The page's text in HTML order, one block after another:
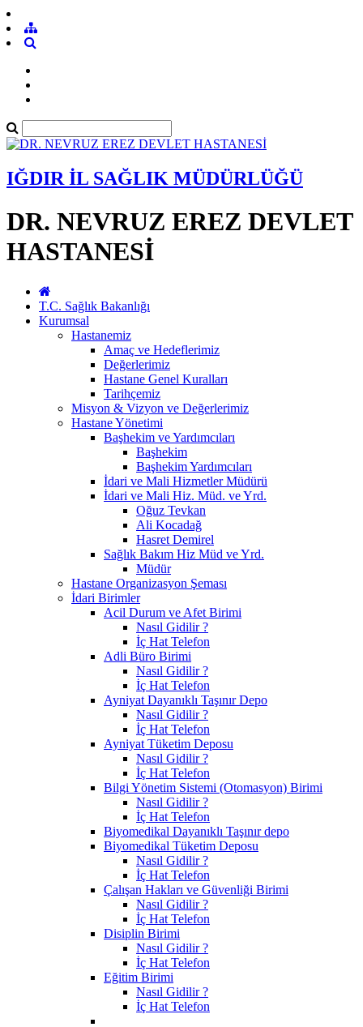
IĞDIR İL SAĞLIK MÜDÜRLÜĞÜ
DR. NEVRUZ EREZ DEVLET
HASTANESİ
T.C. Sağlık Bakanlığı
Kurumsal
Hastanemiz
Amaç ve Hedeflerimiz
Değerlerimiz
Hastane Genel Kuralları
Tarihçemiz
Misyon & Vizyon ve Değerlerimiz
Hastane Yönetimi
Başhekim ve Yardımcıları
Başhekim
Başhekim Yardımcıları
İdari ve Mali Hizmetler Müdürü
İdari ve Mali Hiz. Müd. ve Yrd.
Oğuz Tevkan
Ali Kocadağ
Hasret Demirel
Sağlık Bakım Hiz Müd ve Yrd.
Müdür
Hastane Organizasyon Şeması
İdari Birimler
Acil Durum ve Afet Birimi
Nasıl Gidilir ?
İç Hat Telefon
Adli Büro Birimi
Nasıl Gidilir ?
İç Hat Telefon
Ayniyat Dayanıklı Taşınır Depo
Nasıl Gidilir ?
İç Hat Telefon
Ayniyat Tüketim Deposu
Nasıl Gidilir ?
İç Hat Telefon
Bilgi Yönetim Sistemi (Otomasyon) Birimi
Nasıl Gidilir ?
İç Hat Telefon
Biyomedikal Dayanıklı Taşınır depo
Biyomedikal Tüketim Deposu
Nasıl Gidilir ?
İç Hat Telefon
Çalışan Hakları ve Güvenliği Birimi
Nasıl Gidilir ?
İç Hat Telefon
Disiplin Birimi
Nasıl Gidilir ?
İç Hat Telefon
Eğitim Birimi
Nasıl Gidilir ?
İç Hat Telefon